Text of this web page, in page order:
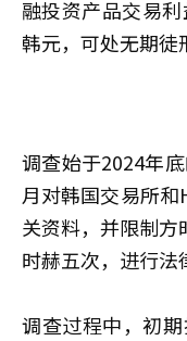
融投资产品交易
韩元，可处无期徒
调查始于2024年
月对韩国交易所和
关资料，并限制
时赫五次，进行法
调查过程中，初